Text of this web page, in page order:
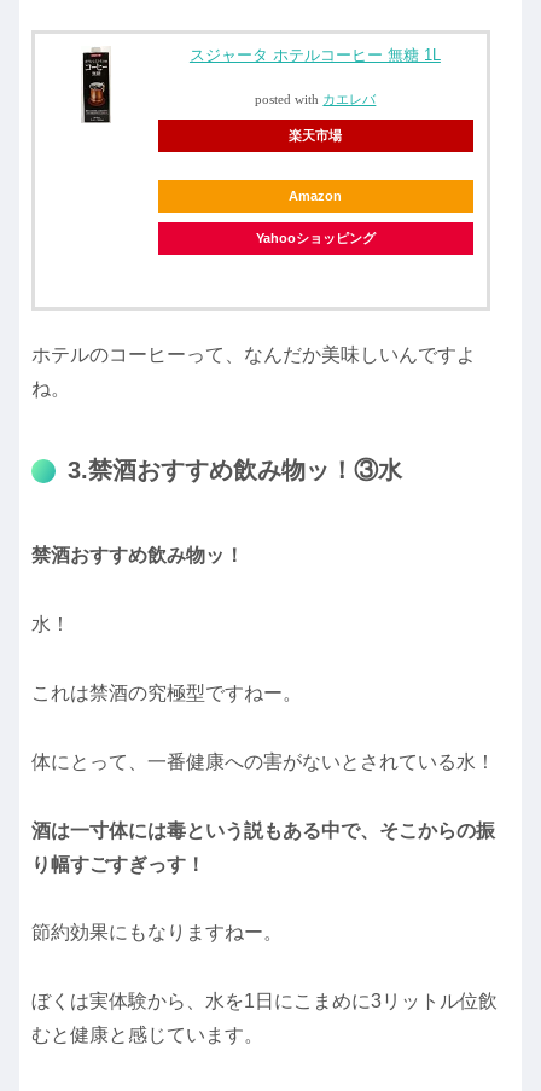
スジャータ ホテルコーヒー 無糖 1L
posted with カエレバ
楽天市場
Amazon
Yahooショッピング
ホテルのコーヒーって、なんだか美味しいんですよ
ね。
3.禁酒おすすめ飲み物ッ！③水
禁酒おすすめ飲み物ッ！
水！
これは禁酒の究極型ですねー。
体にとって、一番健康への害がないとされている水！
酒は一寸体には毒という説もある中で、そこからの振
り幅すごすぎっす！
節約効果にもなりますねー。
ぼくは実体験から、水を1日にこまめに3リットル位飲
むと健康と感じています。